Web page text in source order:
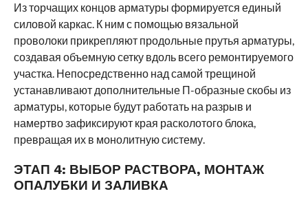
Из торчащих концов арматуры формируется единый
силовой каркас. К ним с помощью вязальной
проволоки прикрепляют продольные прутья арматуры,
создавая объемную сетку вдоль всего ремонтируемого
участка. Непосредственно над самой трещиной
устанавливают дополнительные П-образные скобы из
арматуры, которые будут работать на разрыв и
намертво зафиксируют края расколотого блока,
превращая их в монолитную систему.
ЭТАП 4: ВЫБОР РАСТВОРА, МОНТАЖ
ОПАЛУБКИ И ЗАЛИВКА